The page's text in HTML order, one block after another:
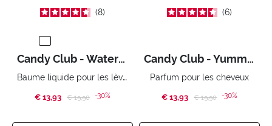
8
Candy Club - WateryMallow
Baume liquide pour les lèvres
€ 13,93 Price reduced from
€ 19,90to-30%
6
Candy Club - Yummy Yummy
Parfum pour les cheveux
€ 13,93 Price reduced from
€ 19,90to-30%